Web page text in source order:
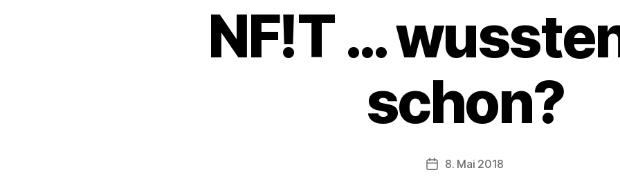
NF!T …
schon?
Beitragsautor
V
M
y
m
Veröffentlichungsdatum
8. Mai 2018